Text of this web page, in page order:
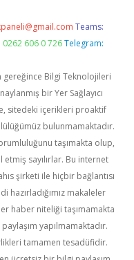
Teams:
606 0 726 Telegram:
gereğince Bilgi Teknolojileri
bir Yer Sağlayıcı
sitedeki içerikleri proaktif
bulunmamaktadır.
taşımakta olup,
sayılırlar. Bu internet
şirketi ile hiçbir bağlantısı
hazırladığımız makaleler
haber niteliği taşımamakta
yapılmamaktadır.
tamamen tesadüfidir.